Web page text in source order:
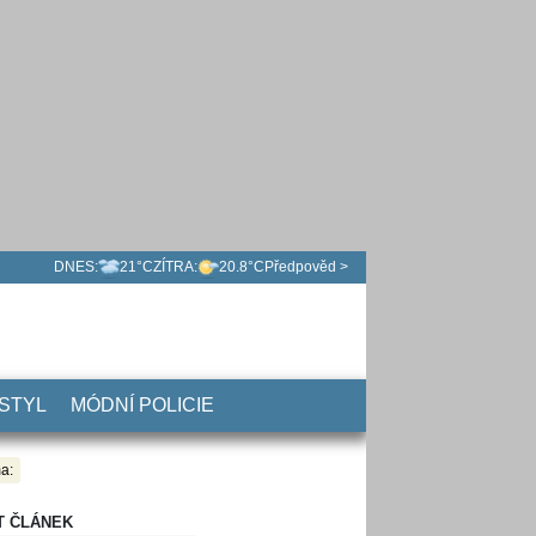
DNES: 21°CZÍTRA: 20.8°C Předpověd >
MÓDNÍ POLICIE
ČLÁNEK